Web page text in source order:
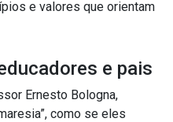
e valores que orientam
e pais
Ernesto Bologna,
como se eles